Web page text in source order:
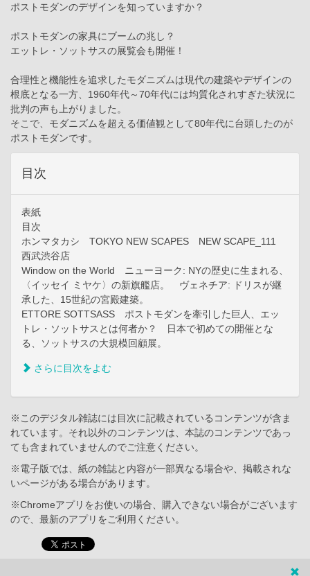
ポストモダンのデザインを知っていますか？
ポストモダンの家具にブームの兆し？
エットレ・ソットサスの展覧会も開催！
合理性と機能性を追求したモダニズムは現代の建築やデザインの
根底となる一方、1960年代～70年代には均質化されすぎた状況に
批判の声も上がりました。
そこで、モダニズムを超える価値観として80年代に台頭したのが
ポストモダンです。
目次
表紙
目次
ホンマタカシ TOKYO NEW SCAPES NEW SCAPE_111
西武渋谷店
Window on the World ニューヨーク: NYの歴史に生まれる、
〈イッセイ ミヤケ〉の新旗艦店。 ヴェネチア: ドリスが継
承した、15世紀の宮殿建築。
ETTORE SOTTSASS ポストモダンを牽引した巨人、エッ
トレ・ソットサスとは何者か？ 日本で初めての開催とな
る、ソットサスの大規模回顧展。
さらに目次をよむ
※このデジタル雑誌には目次に記載されているコンテンツが含ま
れています。それ以外のコンテンツは、本誌のコンテンツであっ
ても含まれていませんのでご注意ください。
※電子版では、紙の雑誌と内容が一部異なる場合や、掲載されな
いページがある場合があります。
※Chromeアプリをお使いの場合、購入できない場合がございます
ので、最新のアプリをご利用ください。